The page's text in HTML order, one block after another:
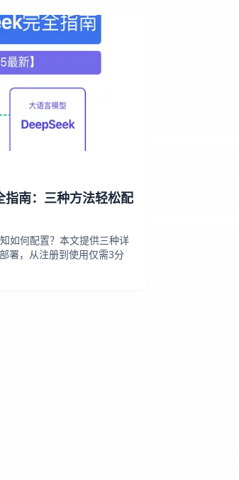
南：三种方法轻松配
如何配置？本文提供三种详
署，从注册到使用仅需3分